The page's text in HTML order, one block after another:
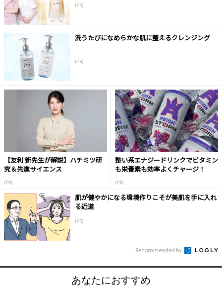
(PR)
洗うたびになめらかな肌に整えるクレンジング
(PR)
【友利 新先生が解説】ハチミツ研
究＆先進サイエンス
(PR)
整い系エナジードリンクでビタミン
も栄養素も効率よくチャージ！
(PR)
肌が健やかになる環境作りこそが美肌を手に入れ
る近道
(PR)
Recommended by
あなたにおすすめ